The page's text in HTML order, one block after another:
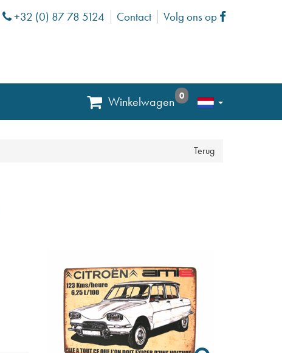
Phone
+32 (0) 87 78 5124 Contact Volg ons op Facebook
Winkelwagen 0
Terug